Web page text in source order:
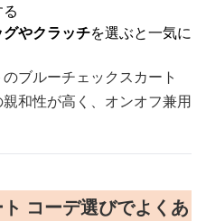
やクラッチを選ぶと一気に
ブルーチェックスカート
和性が高く、オンオフ兼用
コーデ選びでよくあ